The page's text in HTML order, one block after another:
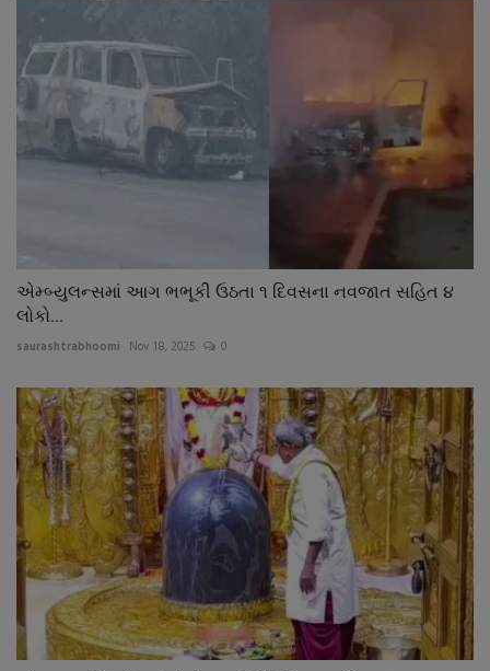
એમ્બ્યુલન્સમાં આગ ભભૂકી ઉઠતા ૧ દિવસના નવજાત સહિત ૪
લોકો...
saurashtrabhoomi Nov 18, 2025 0